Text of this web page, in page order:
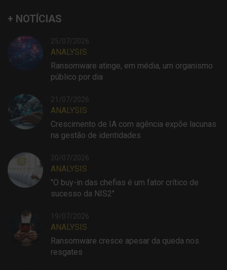
+ NOTÍCIAS
25/07/2026
ANALYSIS
Ransomware atinge, em média, um organismo
público por dia
21/07/2026
ANALYSIS
Crescimento de IA com agência expõe lacunas
na gestão de identidades
20/07/2026
ANALYSIS
"O buy-in das chefias é um fator crítico de
sucesso da NIS2"
19/07/2026
ANALYSIS
Ransomware cresce apesar da queda nos
resgates